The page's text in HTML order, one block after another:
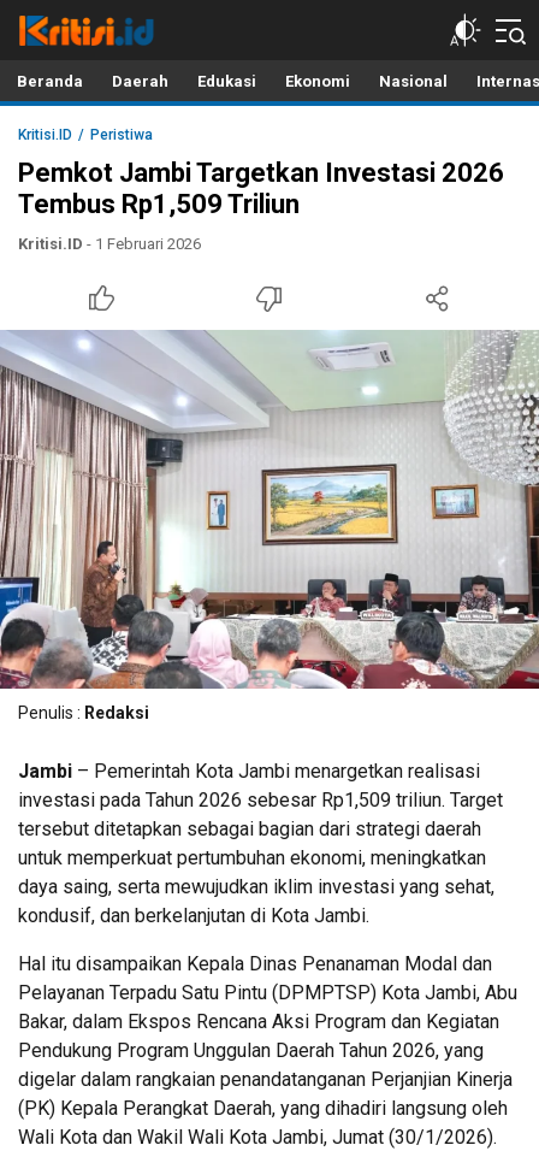
Kritisi.ID
Kritik untuk Negeri!
Beranda Daerah Edukasi Ekonomi Nasional
Kritisi.ID Peristiwa
Pemkot Jambi Targetkan Investasi 2026
Tembus Rp1,509 Triliun
Kritisi.ID - 1 Februari 2026
Penulis : Redaksi
Jambi – Pemerintah Kota Jambi menargetkan realisasi
investasi pada Tahun 2026 sebesar Rp1,509 triliun. Target
tersebut ditetapkan sebagai bagian dari strategi daerah
untuk memperkuat pertumbuhan ekonomi, meningkatkan
daya saing, serta mewujudkan iklim investasi yang sehat,
kondusif, dan berkelanjutan di Kota Jambi.
Hal itu disampaikan Kepala Dinas Penanaman Modal dan
Pelayanan Terpadu Satu Pintu (DPMPTSP) Kota Jambi, Abu
Bakar, dalam Ekspos Rencana Aksi Program dan Kegiatan
Pendukung Program Unggulan Daerah Tahun 2026, yang
digelar dalam rangkaian penandatanganan Perjanjian Kinerja
(PK) Kepala Perangkat Daerah, yang dihadiri langsung oleh
Wali Kota dan Wakil Wali Kota Jambi, Jumat (30/1/2026).